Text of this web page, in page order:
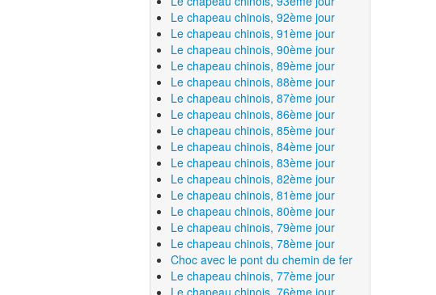
Le chapeau chinois, 92ème jour
Le chapeau chinois, 91ème jour
Le chapeau chinois, 90ème jour
Le chapeau chinois, 89ème jour
Le chapeau chinois, 88ème jour
Le chapeau chinois, 87ème jour
Le chapeau chinois, 86ème jour
Le chapeau chinois, 85ème jour
Le chapeau chinois, 84ème jour
Le chapeau chinois, 83ème jour
Le chapeau chinois, 82ème jour
Le chapeau chinois, 81ème jour
Le chapeau chinois, 80ème jour
Le chapeau chinois, 79ème jour
Le chapeau chinois, 78ème jour
Choc avec le pont du chemin de fer
Le chapeau chinois, 77ème jour
Le chapeau chinois, 76ème jour